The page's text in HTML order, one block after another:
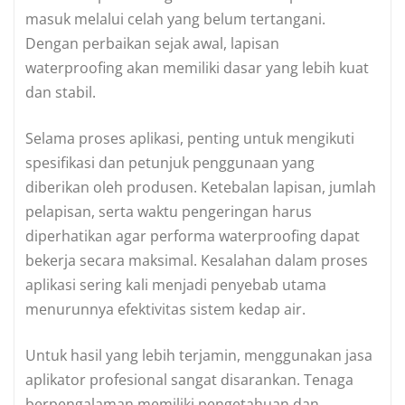
masuk melalui celah yang belum tertangani.
Dengan perbaikan sejak awal, lapisan
waterproofing akan memiliki dasar yang lebih kuat
dan stabil.
Selama proses aplikasi, penting untuk mengikuti
spesifikasi dan petunjuk penggunaan yang
diberikan oleh produsen. Ketebalan lapisan, jumlah
pelapisan, serta waktu pengeringan harus
diperhatikan agar performa waterproofing dapat
bekerja secara maksimal. Kesalahan dalam proses
aplikasi sering kali menjadi penyebab utama
menurunnya efektivitas sistem kedap air.
Untuk hasil yang lebih terjamin, menggunakan jasa
aplikator profesional sangat disarankan. Tenaga